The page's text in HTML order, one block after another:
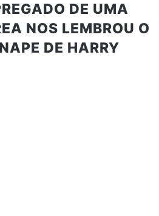
DE UMA
NOS LEMBROU O
DE HARRY